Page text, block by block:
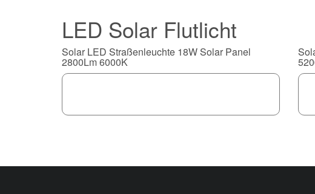
LED Solar Flutlicht
Solar LED Straßenleuchte 18W Solar Panel
2800Lm 6000K